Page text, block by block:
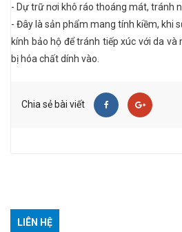
- Dự trữ nơi khô ráo thoáng mát, tránh
- Đây là sản phẩm mang tính kiềm, khi
kính bảo hộ để tránh tiếp xúc với da và
bị hóa chất dính vào.
Chia sẻ bài viết
LIÊN HỆ